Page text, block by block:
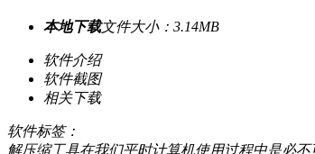
本地下载文件大小：3.14MB
软件介绍
软件截图
相关下载
软件标签：
解压缩工具在我们平时计算机使用过程中是必